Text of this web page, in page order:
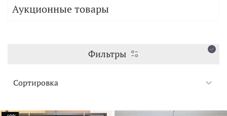
Аукционные товары
Фильтры